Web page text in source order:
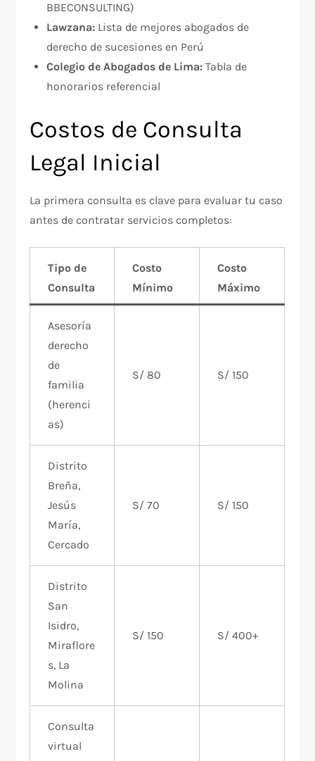
BBECONSULTING)
Lawzana: Lista de mejores abogados de
derecho de sucesiones en Perú
Colegio de Abogados de Lima: Tabla de
honorarios referencial
Costos de Consulta
Legal Inicial
La primera consulta es clave para evaluar tu caso
antes de contratar servicios completos:
Tipo de
Consulta
Costo
Mínimo
Costo
Máximo
Asesoría
derecho
de
familia
(herenci
as)
S/ 80 S/ 150
Distrito
Breña,
Jesús
María,
Cercado
S/ 70 S/ 150
Distrito
San
Isidro,
Miraflore
s, La
Molina
S/ 150 S/ 400+
Consulta
virtual